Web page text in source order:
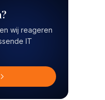
wij reageren
IT